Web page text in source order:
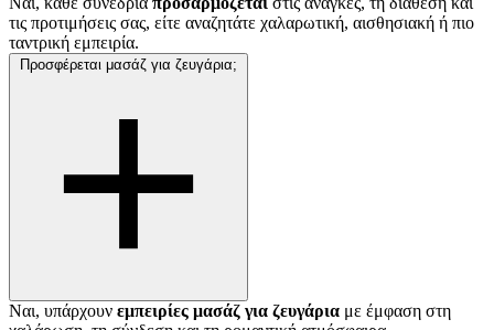
τις προτιμήσεις σας, είτε αναζητάτε χαλαρωτική, αισθησιακή ή πιο
ταντρική εμπειρία.
Προσφέρεται μασάζ για ζευγάρια;
Ναι, υπάρχουν εμπειρίες μασάζ για ζευγάρια με έμφαση στη